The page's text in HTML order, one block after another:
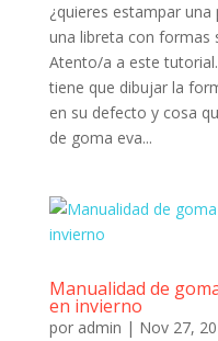
¿quieres estampar
una libreta con formas
Atento/a a este
tiene que dibujar la
en su defecto y cosa
de goma eva...
Manualidad de
en invierno
por admin | Nov 27,